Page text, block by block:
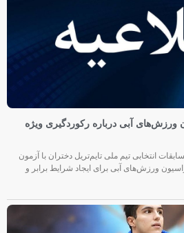
ورزش‌های آبی درباره رکوردگیری ویژه
انتخابی تیم ملی تایم‌تریل دختران با آزمون
ورزش‌های آبی برای ایجاد شرایط برابر و